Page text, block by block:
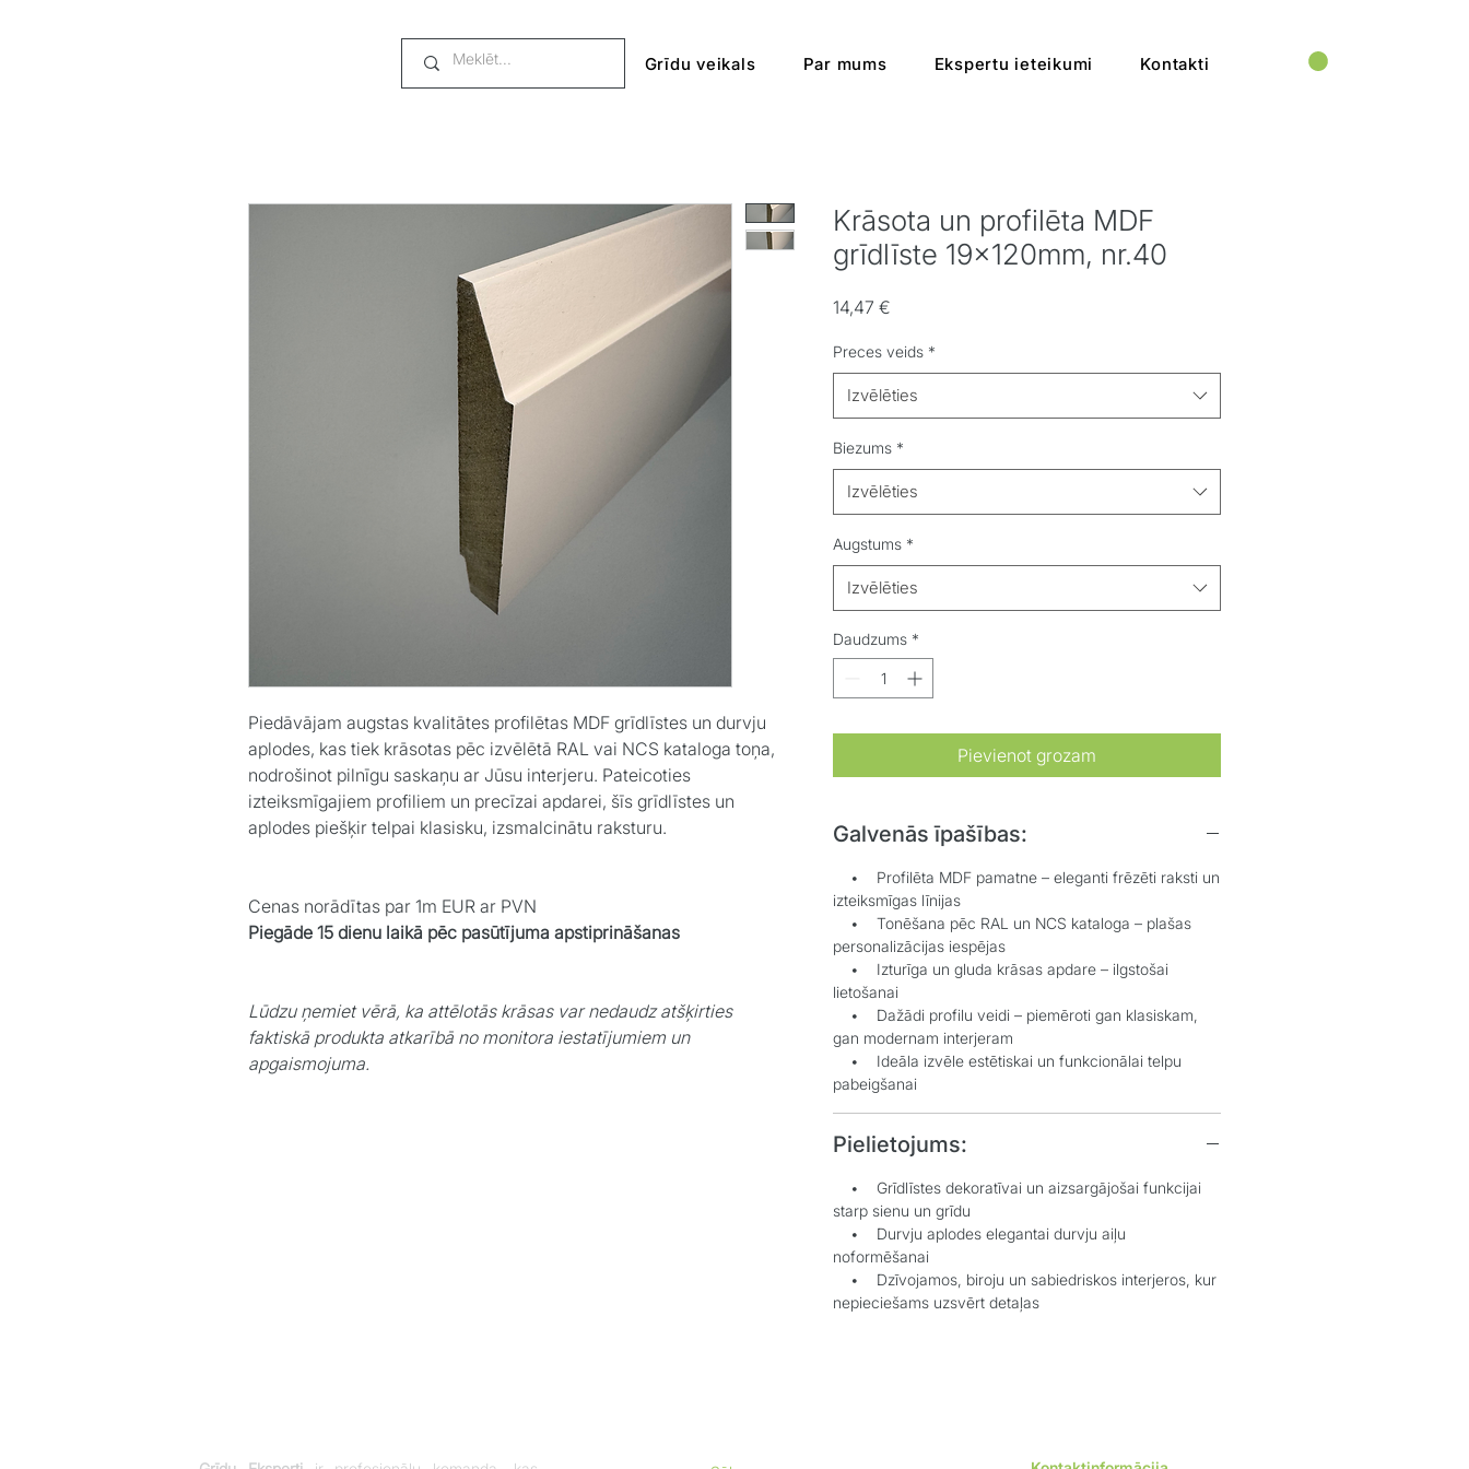
Grīdu veikals Par mums Ekspertu ieteikumi Kontakti
Piedāvājam augstas kvalitātes profilētas MDF grīdlīstes un durvju
aplodes, kas tiek krāsotas pēc izvēlētā RAL vai NCS kataloga toņa,
nodrošinot pilnīgu saskaņu ar Jūsu interjeru. Pateicoties
izteiksmīgajiem profiliem un precīzai apdarei, šīs grīdlīstes un
aplodes piešķir telpai klasisku, izsmalcinātu raksturu.
Cenas norādītas par 1m EUR ar PVN
Piegāde 15 dienu laikā pēc pasūtījuma apstiprināšanas
Lūdzu ņemiet vērā, ka attēlotās krāsas var nedaudz atšķirties
faktiskā produkta atkarībā no monitora iestatījumiem un
apgaismojuma.
Krāsota un profilēta MDF
grīdlīste 19x120mm, nr.40
14,47 €
Preces veids *
Izvēlēties
Biezums *
Izvēlēties
Augstums *
Izvēlēties
Daudzums *
Pievienot grozam
Galvenās īpašības:
• Profilēta MDF pamatne – eleganti frēzēti raksti un
izteiksmīgas līnijas
• Tonēšana pēc RAL un NCS kataloga – plašas
personalizācijas iespējas
• Izturīga un gluda krāsas apdare – ilgstošai
lietošanai
• Dažādi profilu veidi – piemēroti gan klasiskam,
gan modernam interjeram
• Ideāla izvēle estētiskai un funkcionālai telpu
pabeigšanai
Pielietojums:
• Grīdlīstes dekoratīvai un aizsargājošai funkcijai
starp sienu un grīdu
• Durvju aplodes elegantai durvju aiļu
noformēšanai
• Dzīvojamos, biroju un sabiedriskos interjeros, kur
nepieciešams uzsvērt detaļas